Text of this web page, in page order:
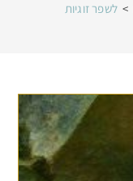
> לשפר זוגיות